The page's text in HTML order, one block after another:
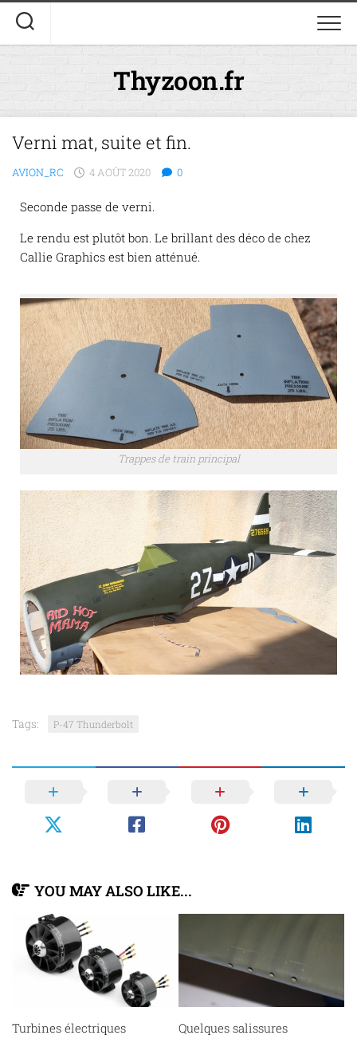
Thyzoon.fr
Verni mat, suite et fin.
AVION_RC 4 AOÛT 2020 0
Seconde passe de verni.
Le rendu est plutôt bon. Le brillant des déco de chez
Callie Graphics est bien atténué.
Trappes de train principal
Tags: P-47 Thunderbolt
YOU MAY ALSO LIKE...
Turbines électriques Quelques salissures